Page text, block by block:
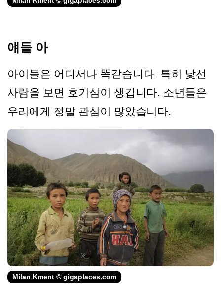
얘들 아
아이들은 어디서나 똑같습니다. 특히 낯선
사람을 보면 호기심이 생깁니다. 소년들은
우리에게 정말 관심이 많았습니다.
Milan Kment © gigaplaces.com